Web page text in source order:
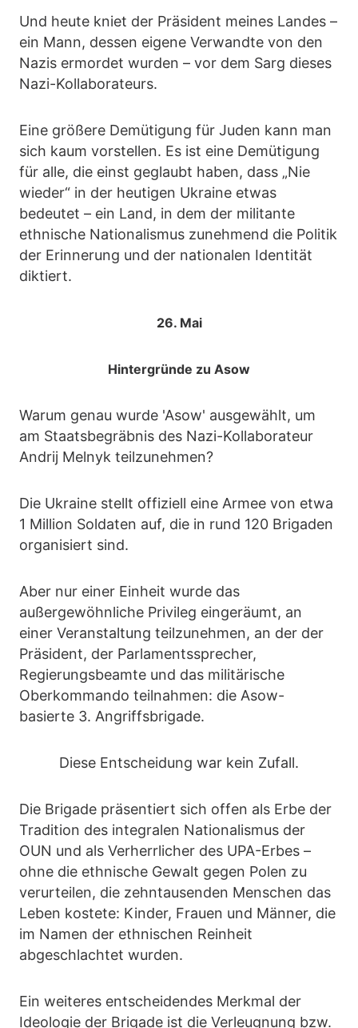
Und heute kniet der Präsident meines Landes –
ein Mann, dessen eigene Verwandte von den
Nazis ermordet wurden – vor dem Sarg dieses
Nazi-Kollaborateurs.
Eine größere Demütigung für Juden kann man
sich kaum vorstellen. Es ist eine Demütigung
für alle, die einst geglaubt haben, dass „Nie
wieder“ in der heutigen Ukraine etwas
bedeutet – ein Land, in dem der militante
ethnische Nationalismus zunehmend die Politik
der Erinnerung und der nationalen Identität
diktiert.
26. Mai
Hintergründe zu Asow
Warum genau wurde 'Asow' ausgewählt, um
am Staatsbegräbnis des Nazi-Kollaborateur
Andrij Melnyk teilzunehmen?
Die Ukraine stellt offiziell eine Armee von etwa
1 Million Soldaten auf, die in rund 120 Brigaden
organisiert sind.
Aber nur einer Einheit wurde das
außergewöhnliche Privileg eingeräumt, an
einer Veranstaltung teilzunehmen, an der der
Präsident, der Parlamentssprecher,
Regierungsbeamte und das militärische
Oberkommando teilnahmen: die Asow-
basierte 3. Angriffsbrigade.
Diese Entscheidung war kein Zufall.
Die Brigade präsentiert sich offen als Erbe der
Tradition des integralen Nationalismus der
OUN und als Verherrlicher des UPA-Erbes –
ohne die ethnische Gewalt gegen Polen zu
verurteilen, die zehntausenden Menschen das
Leben kostete: Kinder, Frauen und Männer, die
im Namen der ethnischen Reinheit
abgeschlachtet wurden.
Ein weiteres entscheidendes Merkmal der
Ideologie der Brigade ist die Verleugnung bzw.